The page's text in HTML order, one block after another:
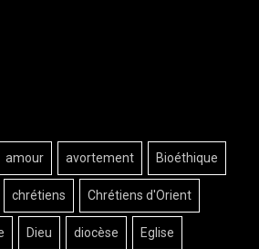
amour avortement Bioéthique
chrétiens Chrétiens d'Orient
Dieu diocèse Eglise